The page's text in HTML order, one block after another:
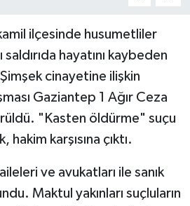
ilçesinde husumetliler
saldırıda hayatını kaybeden
cinayetine ilişkin
Gaziantep 1 Ağır Ceza
"Kasten öldürme" suçu
hakim karşısına çıktı.
ve avukatları ile sanık
Maktul yakınları suçluların